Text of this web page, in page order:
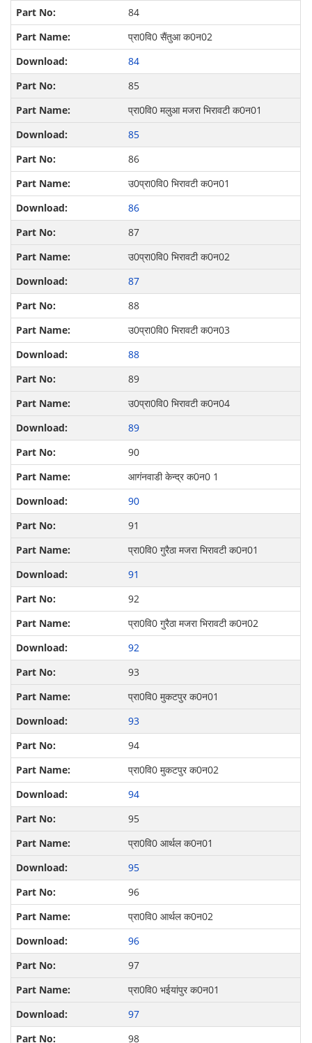
84
प्रा0वि0 सैंतुआ क0न02
84
85
प्रा0वि0 मलुआ मजरा भिरावटी क0न01
85
86
उ0प्रा0वि0 भिरावटी क0न01
86
87
उ0प्रा0वि0 भिरावटी क0न02
87
88
उ0प्रा0वि0 भिरावटी क0न03
88
89
उ0प्रा0वि0 भिरावटी क0न04
89
90
आगंनवाडी केन्द्र क0न0 1
90
91
प्रा0वि0 गुरैठा मजरा भिरावटी क0न01
91
92
प्रा0वि0 गुरैठा मजरा भिरावटी क0न02
92
93
प्रा0वि0 मुकटपुर क0न01
93
94
प्रा0वि0 मुकटपुर क0न02
94
95
प्रा0वि0 आर्थल क0न01
95
96
प्रा0वि0 आर्थल क0न02
96
97
प्रा0वि0 भईयांपुर क0न01
97
98